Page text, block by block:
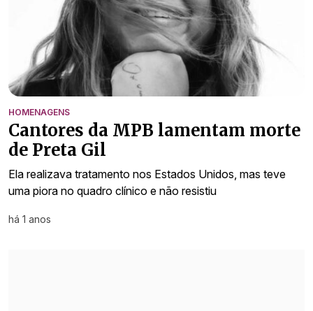
HOMENAGENS
Cantores da MPB lamentam morte
de Preta Gil
Ela realizava tratamento nos Estados Unidos, mas teve
uma piora no quadro clínico e não resistiu
há 1 anos